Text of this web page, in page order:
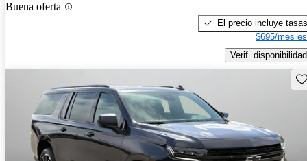
Buena oferta
El precio incluye tasas
$695/mes
Verif. disponibilidad